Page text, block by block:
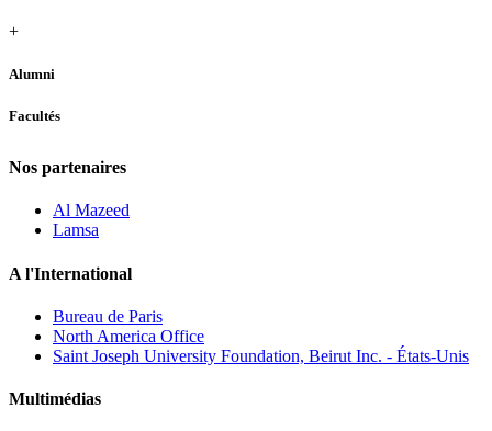
+
Alumni
Facultés
Nos partenaires
Al Mazeed
Lamsa
A l'International
Bureau de Paris
North America Office
Saint Joseph University Foundation, Beirut Inc. - États-Unis
Multimédias